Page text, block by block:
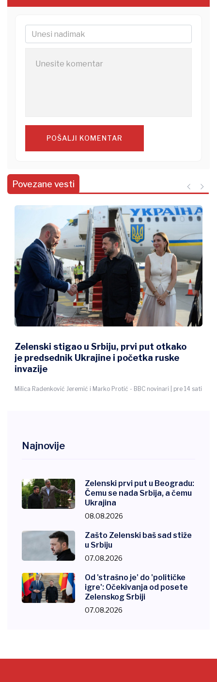
POŠALJI KOMENTAR
Povezane vesti
Zašto Zelenski baš sad stiže u Srbiju
Slobodan Maričić - BBC novinar | pre 14 sati
Najnovije
Zelenski prvi put u Beogradu:
Čemu se nada Srbija, a čemu
Ukrajina
08.08.2026
Zašto Zelenski baš sad stiže
u Srbiju
07.08.2026
Od 'strašno je' do 'političke
igre': Očekivanja od posete
Zelenskog Srbiji
07.08.2026